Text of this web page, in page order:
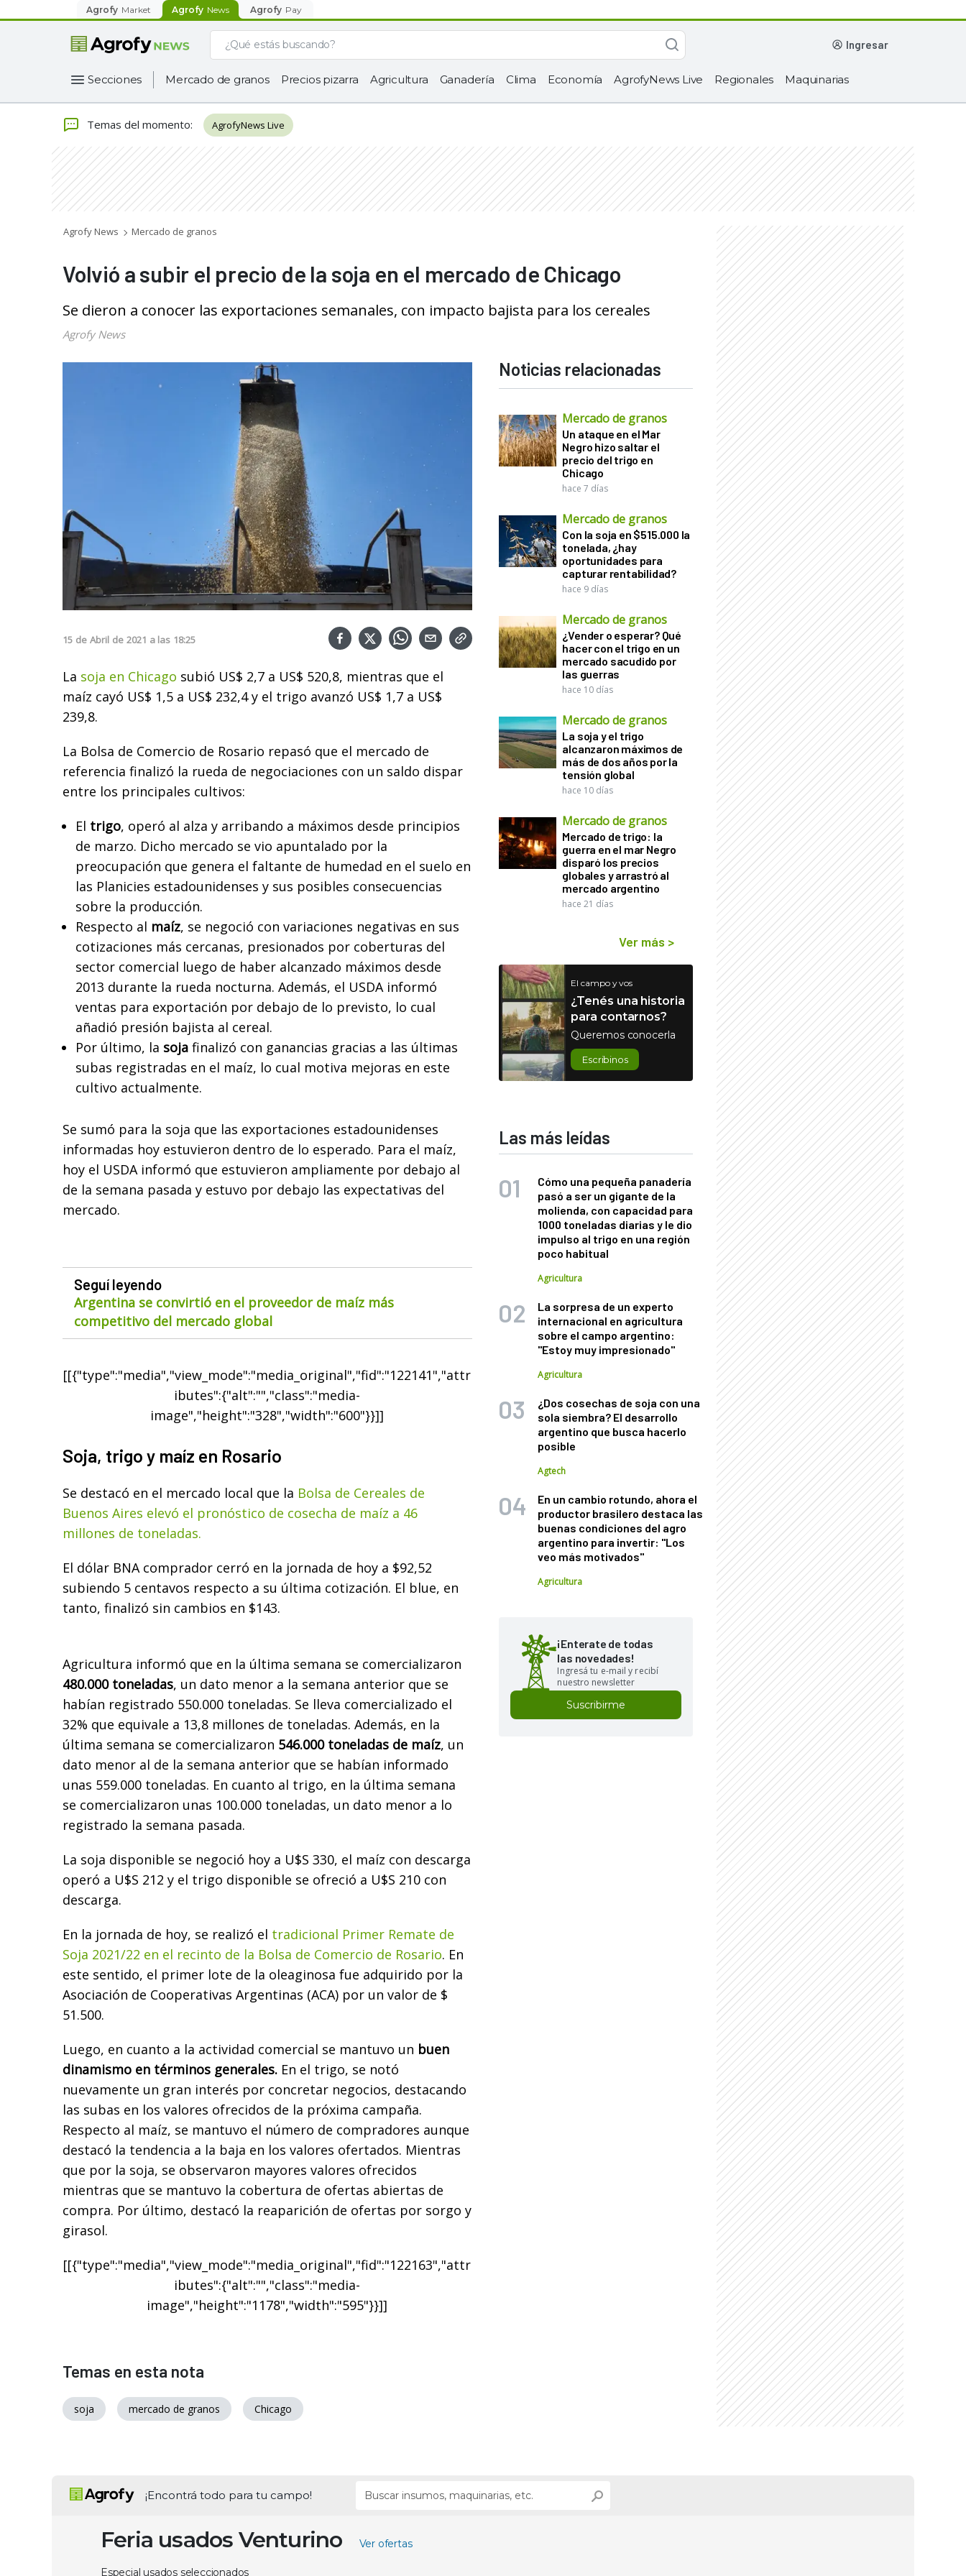
Agrofy Market Agrofy News Agrofy Pay
ingresar
Secciones Mercado de granos Precios pizarra Agricultura Ganadería Clima Economía AgrofyNews Live Regionales Maquinarias
Temas del momento: AgrofyNews Live
Agrofy News Mercado de granos
Volvió a subir el precio de la soja en el mercado de Chicago
Se dieron a conocer las exportaciones semanales, con impacto bajista para los cereales
Agrofy News
15 de Abril de 2021 a las 18:25
La soja en Chicago subió US$ 2,7 a US$ 520,8, mientras que el
maíz cayó US$ 1,5 a US$ 232,4 y el trigo avanzó US$ 1,7 a US$
239,8.
La Bolsa de Comercio de Rosario repasó que el mercado de
referencia finalizó la rueda de negociaciones con un saldo dispar
entre los principales cultivos:
El trigo, operó al alza y arribando a máximos desde principios
de marzo. Dicho mercado se vio apuntalado por la
preocupación que genera el faltante de humedad en el suelo en
las Planicies estadounidenses y sus posibles consecuencias
sobre la producción.
Respecto al maíz, se negoció con variaciones negativas en sus
cotizaciones más cercanas, presionados por coberturas del
sector comercial luego de haber alcanzado máximos desde
2013 durante la rueda nocturna. Además, el USDA informó
ventas para exportación por debajo de lo previsto, lo cual
añadió presión bajista al cereal.
Por último, la soja finalizó con ganancias gracias a las últimas
subas registradas en el maíz, lo cual motiva mejoras en este
cultivo actualmente.
Se sumó para la soja que las exportaciones estadounidenses
informadas hoy estuvieron dentro de lo esperado. Para el maíz,
hoy el USDA informó que estuvieron ampliamente por debajo al
de la semana pasada y estuvo por debajo las expectativas del
mercado.
Seguí leyendo
Argentina se convirtió en el proveedor de maíz más
competitivo del mercado global
[[{"type":"media","view_mode":"media_original","fid":"122141","attr
ibutes":{"alt":"","class":"media-
image","height":"328","width":"600"}}]]
Soja, trigo y maíz en Rosario
Se destacó en el mercado local que la Bolsa de Cereales de
Buenos Aires elevó el pronóstico de cosecha de maíz a 46
millones de toneladas.
El dólar BNA comprador cerró en la jornada de hoy a $92,52
subiendo 5 centavos respecto a su última cotización. El blue, en
tanto, finalizó sin cambios en $143.
Agricultura informó que en la última semana se comercializaron
480.000 toneladas, un dato menor a la semana anterior que se
habían registrado 550.000 toneladas. Se lleva comercializado el
32% que equivale a 13,8 millones de toneladas. Además, en la
última semana se comercializaron 546.000 toneladas de maíz, un
dato menor al de la semana anterior que se habían informado
unas 559.000 toneladas. En cuanto al trigo, en la última semana
se comercializaron unas 100.000 toneladas, un dato menor a lo
registrado la semana pasada.
La soja disponible se negoció hoy a U$S 330, el maíz con descarga
operó a U$S 212 y el trigo disponible se ofreció a U$S 210 con
descarga.
En la jornada de hoy, se realizó el tradicional Primer Remate de
Soja 2021/22 en el recinto de la Bolsa de Comercio de Rosario. En
este sentido, el primer lote de la oleaginosa fue adquirido por la
Asociación de Cooperativas Argentinas (ACA) por un valor de $
51.500.
Luego, en cuanto a la actividad comercial se mantuvo un buen
dinamismo en términos generales. En el trigo, se notó
nuevamente un gran interés por concretar negocios, destacando
las subas en los valores ofrecidos de la próxima campaña.
Respecto al maíz, se mantuvo el número de compradores aunque
destacó la tendencia a la baja en los valores ofertados. Mientras
que por la soja, se observaron mayores valores ofrecidos
mientras que se mantuvo la cobertura de ofertas abiertas de
compra. Por último, destacó la reaparición de ofertas por sorgo y
girasol.
[[{"type":"media","view_mode":"media_original","fid":"122163","attr
ibutes":{"alt":"","class":"media-
image","height":"1178","width":"595"}}]]
Noticias relacionadas
Mercado de granos
Un ataque en el Mar
Negro hizo saltar el
precio del trigo en
Chicago
hace 7 días
Mercado de granos
Con la soja en $515.000 la
tonelada, ¿hay
oportunidades para
capturar rentabilidad?
hace 9 días
Mercado de granos
¿Vender o esperar? Qué
hacer con el trigo en un
mercado sacudido por
las guerras
hace 10 días
Mercado de granos
La soja y el trigo
alcanzaron máximos de
más de dos años por la
tensión global
hace 10 días
Mercado de granos
Mercado de trigo: la
guerra en el mar Negro
disparó los precios
globales y arrastró al
mercado argentino
hace 21 días
Ver más >
El campo y vos
¿Tenés una historia
para contarnos?
Queremos conocerla
Escribinos
Las más leídas
Cómo una pequeña panadería
pasó a ser un gigante de la
molienda, con capacidad para
1000 toneladas diarias y le dio
impulso al trigo en una región
poco habitual
Agricultura
La sorpresa de un experto
internacional en agricultura
sobre el campo argentino:
"Estoy muy impresionado"
Agricultura
¿Dos cosechas de soja con una
sola siembra? El desarrollo
argentino que busca hacerlo
posible
Agtech
En un cambio rotundo, ahora el
productor brasilero destaca las
buenas condiciones del agro
argentino para invertir: "Los
veo más motivados"
Agricultura
¡Enterate de todas
las novedades!
Ingresá tu e-mail y recibí
nuestro newsletter
Suscribirme
Temas en esta nota
soja mercado de granos Chicago
¡Encontrá todo para tu campo!
Feria usados Venturino Ver ofertas
Especial usados seleccionados